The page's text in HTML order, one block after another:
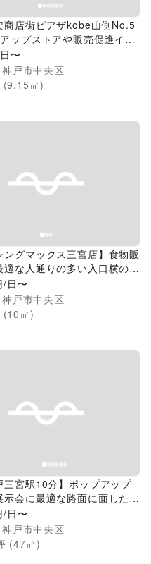
商店街ピアザkobe山側No.5
ップストアや販売促進イベ
高架下商店街内のイベント
〜
神戸市中央区
(9.15 ㎡)
slide
ングマックス三宮店】食物販
適な人通りの多い入口横のス
/日〜
神戸市中央区
(10 ㎡)
slide
三宮駅10分】ポップアップ
示会に最適な路面に面した視
ンタルスペース
/日〜
神戸市中央区
(47㎡)